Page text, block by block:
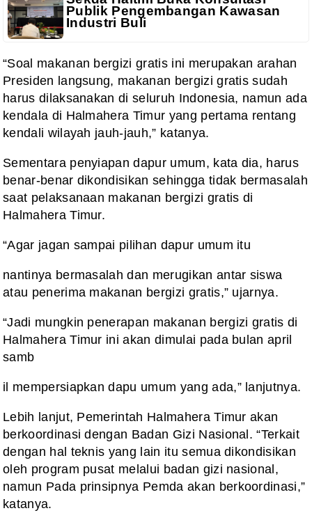
Publik Pengembangan Kawasan
Industri Buli
“Soal makanan bergizi gratis ini merupakan arahan
Presiden langsung, makanan bergizi gratis sudah
harus dilaksanakan di seluruh Indonesia, namun ada
kendala di Halmahera Timur yang pertama rentang
kendali wilayah jauh-jauh,” katanya.
Sementara penyiapan dapur umum, kata dia, harus
benar-benar dikondisikan sehingga tidak bermasalah
saat pelaksanaan makanan bergizi gratis di
Halmahera Timur.
“Agar jagan sampai pilihan dapur umum itu
nantinya bermasalah dan merugikan antar siswa
atau penerima makanan bergizi gratis,” ujarnya.
“Jadi mungkin penerapan makanan bergizi gratis di
Halmahera Timur ini akan dimulai pada bulan april
samb
il mempersiapkan dapu umum yang ada,” lanjutnya.
Lebih lanjut, Pemerintah Halmahera Timur akan
berkoordinasi dengan Badan Gizi Nasional. “Terkait
dengan hal teknis yang lain itu semua dikondisikan
oleh program pusat melalui badan gizi nasional,
namun Pada prinsipnya Pemda akan berkoordinasi,”
katanya.